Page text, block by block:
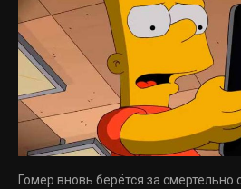
Гомер вновь берётся за смертельно